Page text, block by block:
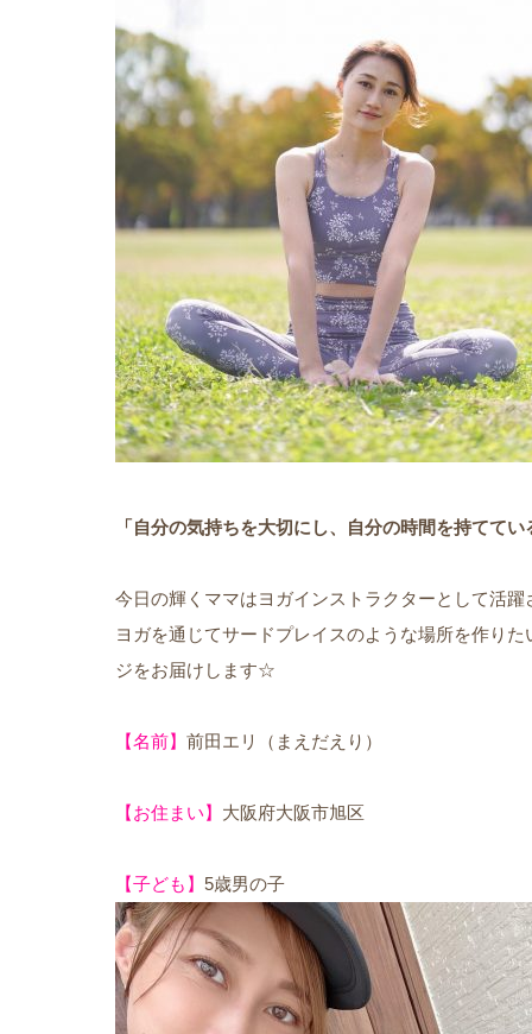
「自分の気持ちを大切にし、自分の時間を持てて
今日の輝くママはヨガインストラクターとして活
ヨガを通じてサードプレイスのような場所を作り
ジをお届けします☆
【名前】 前田エリ（まえだえり）
【お住まい】 大阪府大阪市旭区
【子ども】 5歳男の子